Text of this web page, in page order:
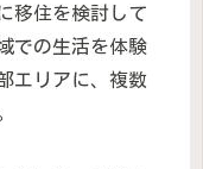
移住を検討して
での生活を体験
エリアに、複数